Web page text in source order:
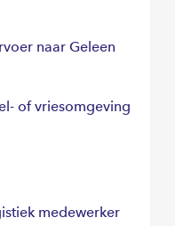
naar Geleen
of vriesomgeving
medewerker